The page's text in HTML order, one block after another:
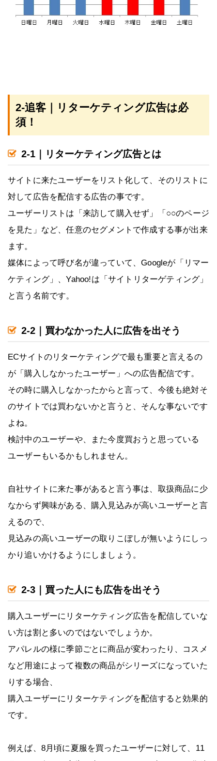
2-追客｜リターケティング広告は必
須！
2-1｜リターケティング広告とは
サイトに来たユーザーをリスト化して、そのリストに
対して広告を配信する広告の事です。
ユーザーリストは「来訪して購入せず」「○○のページ
を見た」など、任意のセグメントで作成する事が出来
ます。
媒体によって呼び名が違っていて、Googleが「リマー
ケティング」、Yahoo!は「サイトリターゲティング」
と言う名前です。
2-2｜買わなかった人に広告を出そう
ECサイトのリターケティングで最も重要と言えるの
が「購入しなかったユーザー」への広告配信です。
その時に購入しなかったからと言って、今後も絶対そ
のサイトでは買わないかと言うと、そんな事ないです
よね。
検討中のユーザーや、また今度買おうと思っている
ユーザーもいるかもしれません。
自社サイトに来た事があると言う事は、取扱商品に少
なからず興味がある、購入見込みが高いユーザーと言
えるので、
見込みの高いユーザーの取りこぼしが無いようにしっ
かり追いかけるようにしましょう。
2-3｜買った人にも広告を出そう
購入ユーザーにリターケティング広告を配信していな
い方は割と多いのではないでしょうか。
アパレルの様に季節ごとに商品が変わったり、コスメ
など用途によって複数の商品がシリーズになっていた
りする場合、
購入ユーザーにリターケティングを配信すると効果的
です。
例えば、8月頃に夏服を買ったユーザーに対して、11